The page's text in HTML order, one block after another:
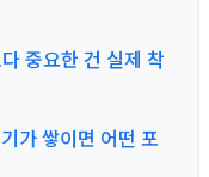
중요한 건 실제 착
가 쌓이면 어떤 포